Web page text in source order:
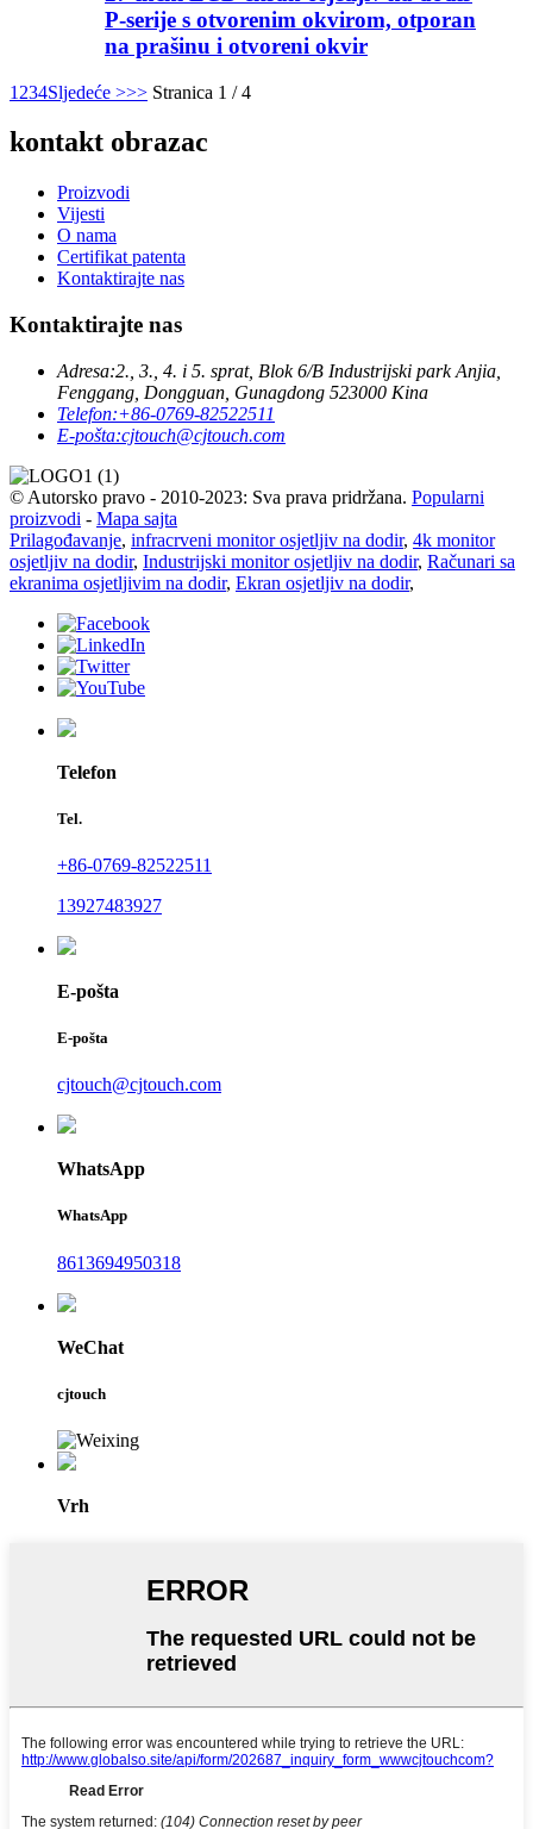
P-serije s otvorenim okvirom, otporan
na prašinu i otvoreni okvir
1 234Sljedeće >>> Stranica 1 / 4
kontakt obrazac
Proizvodi
Vijesti
O nama
Certifikat patenta
Kontaktirajte nas
Kontaktirajte nas
Adresa:2., 3., 4. i 5. sprat, Blok 6/B Industrijski park Anjia,
Fenggang, Dongguan, Gunagdong 523000 Kina
Telefon:+86-0769-82522511
E-pošta:cjtouch@cjtouch.com
© Autorsko pravo - 2010-2023: Sva prava pridržana. Popularni
proizvodi - Mapa sajta
Prilagođavanje, infracrveni monitor osjetljiv na dodir, 4k monitor
osjetljiv na dodir, Industrijski monitor osjetljiv na dodir, Računari sa
ekranima osjetljivim na dodir, Ekran osjetljiv na dodir,
Telefon
Tel.
+86-0769-82522511
13927483927
E-pošta
E-pošta
cjtouch@cjtouch.com
WhatsApp
WhatsApp
8613694950318
WeChat
cjtouch
Vrh